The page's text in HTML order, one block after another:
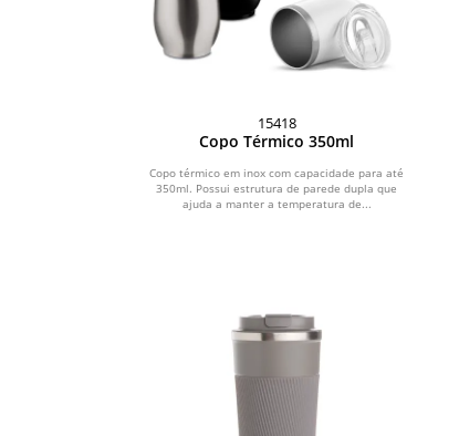
15418
Copo Térmico 350ml
Copo térmico em inox com capacidade para até
350ml. Possui estrutura de parede dupla que
ajuda a manter a temperatura de...